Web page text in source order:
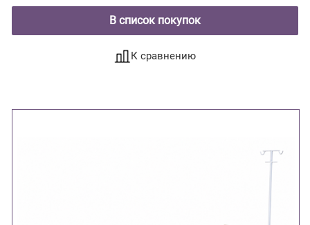
В список покупок
К сравнению